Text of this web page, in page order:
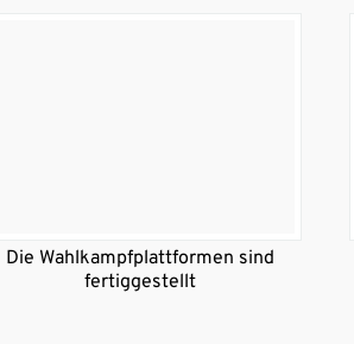
Die Wahlkampfplattformen sind
fertiggestellt